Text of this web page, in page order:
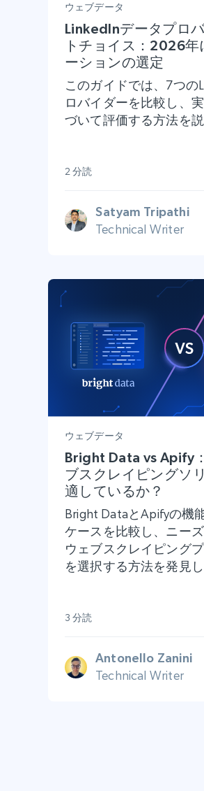
ウェブデータ
LinkedInデータプロ
トチョイス：2026年
ーションの選定
このガイドでは、7つの
ロバイダーを比較し、
づいて評価する方法を説
2 分読
Satyam Tripathi
Technical Writer
ウェブデータ
Bright Data vs Apify
ブスクレイピングソ
適しているか？
Bright DataとApifyの機
ケースを比較し、ニー
ウェブスクレイピング
を選択する方法を発見し
3 分読
Antonello Zanini
Technical Writer